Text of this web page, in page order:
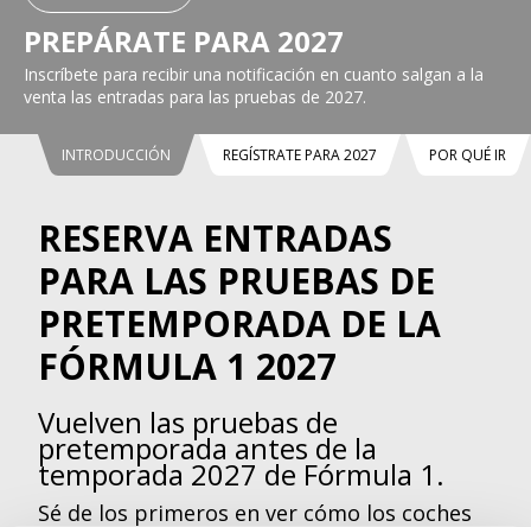
PREPÁRATE PARA 2027
Inscríbete para recibir una notificación en cuanto salgan a la
venta las entradas para las pruebas de 2027.
INTRODUCCIÓN REGÍSTRATE PARA 2027 POR QUÉ IR
RESERVA ENTRADAS
PARA LAS PRUEBAS DE
PRETEMPORADA DE LA
FÓRMULA 1 2027
Vuelven las pruebas de
pretemporada antes de la
temporada 2027 de Fórmula 1.
Sé de los primeros en ver cómo los coches